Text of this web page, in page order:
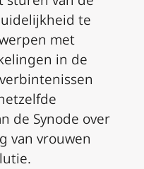
te
met
in de
de Synode over
van vrouwen